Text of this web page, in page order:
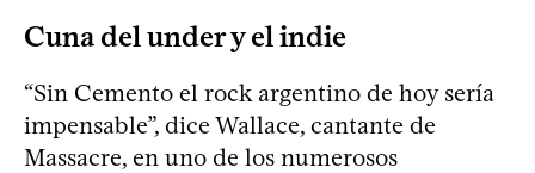
Cuna del under y el indie
“Sin Cemento el rock argentino de hoy sería
impensable”, dice Wallace, cantante de
Massacre, en uno de los numerosos